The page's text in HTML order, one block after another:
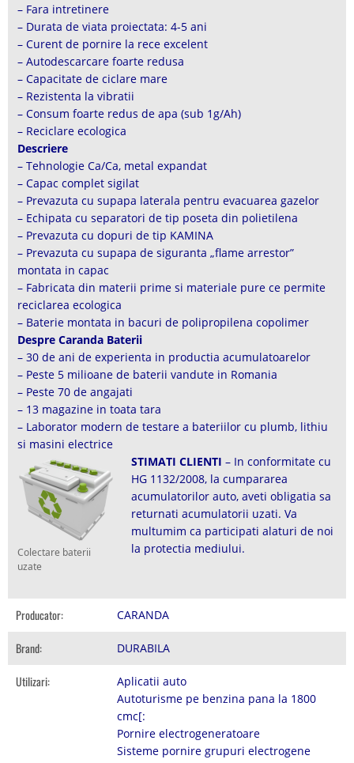
– Fara intretinere
– Durata de viata proiectata: 4-5 ani
– Curent de pornire la rece excelent
– Autodescarcare foarte redusa
– Capacitate de ciclare mare
– Rezistenta la vibratii
– Consum foarte redus de apa (sub 1g/Ah)
– Reciclare ecologica
Descriere
– Tehnologie Ca/Ca, metal expandat
– Capac complet sigilat
– Prevazuta cu supapa laterala pentru evacuarea gazelor
– Echipata cu separatori de tip poseta din polietilena
– Prevazuta cu dopuri de tip KAMINA
– Prevazuta cu supapa de siguranta „flame arrestor”
montata in capac
– Fabricata din materii prime si materiale pure ce permite
reciclarea ecologica
– Baterie montata in bacuri de polipropilena copolimer
Despre Caranda Baterii
– 30 de ani de experienta in productia acumulatoarelor
– Peste 5 milioane de baterii vandute in Romania
– Peste 70 de angajati
– 13 magazine in toata tara
– Laborator modern de testare a bateriilor cu plumb, lithiu
si masini electrice
Colectare baterii
uzate
STIMATI CLIENTI – In conformitate cu
HG 1132/2008, la cumpararea
acumulatorilor auto, aveti obligatia sa
returnati acumulatorii uzati. Va
multumim ca participati alaturi de noi
la protectia mediului.
Producator: CARANDA
Brand: DURABILA
Utilizari:
Aplicatii auto
Autoturisme pe benzina pana la 1800
cmc[:
Pornire electrogeneratoare
Sisteme pornire grupuri electrogene